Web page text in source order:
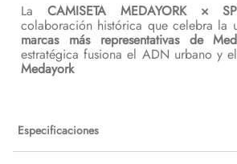
La CAMISETA MEDAYORK ×
colaboración histórica que celebra la
marcas más representativas de
estratégica fusiona el ADN urbano y
Medayork
Especificaciones